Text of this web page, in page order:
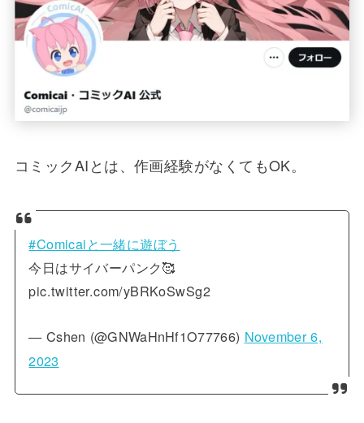
コミックAIとは、作画経験がなくてもOK。
#Comicaiと一緒に遊ぼう
今日はサイバーパンク🥰
pic.twitter.com/yBRKoSwSg2
— Cshen (@GNWaHnHf1O77766) November 6,
2023